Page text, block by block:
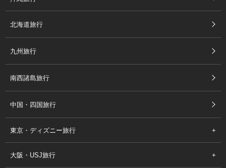
北海道旅行
九州旅行
南西諸島旅行
中国・四国旅行
東京・ディズニー旅行
大阪・USJ旅行